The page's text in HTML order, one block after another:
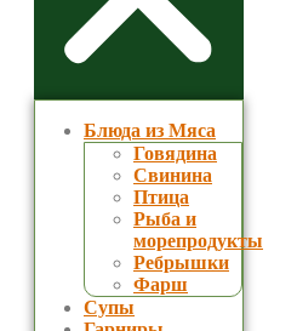
Блюда из Мяса
Говядина
Свинина
Птица
Рыба и
морепродукты
Ребрышки
Фарш
Супы